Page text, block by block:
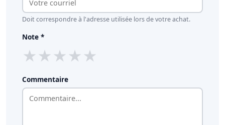
Doit correspondre à l'adresse utilisée lors de votre achat.
Note *
★ ★ ★ ★ ★
Commentaire